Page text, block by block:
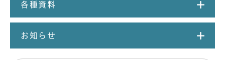
各種資料
お知らせ